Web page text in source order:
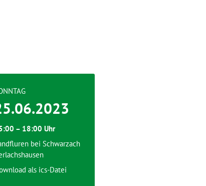
– 18:00 Uhr
bei Schwarzach
als ics-Datei